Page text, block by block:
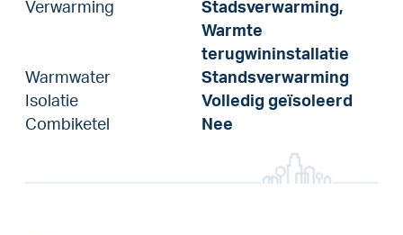
Verwarming
Stadsverwarming,
Warmte
terugwininstallatie
Warmwater
Standsverwarming
Isolatie
Volledig geïsoleerd
Combiketel
Nee